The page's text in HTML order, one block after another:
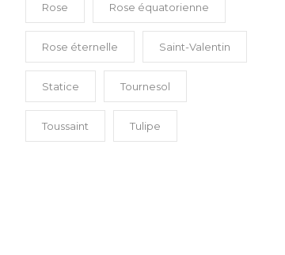
Rose Rose équatorienne
Rose éternelle Saint-Valentin
Statice Tournesol
Toussaint Tulipe